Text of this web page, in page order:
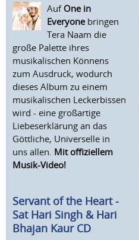
Auf One in
Everyonebringen
Tera Naam die
große Palette ihres
musikalischen Könnens
zum Ausdruck, wodurch
dieses Album zu einem
musikalischen Leckerbissen
wird - eine großartige
Liebeserklärung an das
Göttliche, Universelle in
uns allen. Mit offiziellem
Musik-Video!
Servant of the Heart -
Sat Hari Singh & Hari
Bhajan Kaur CD